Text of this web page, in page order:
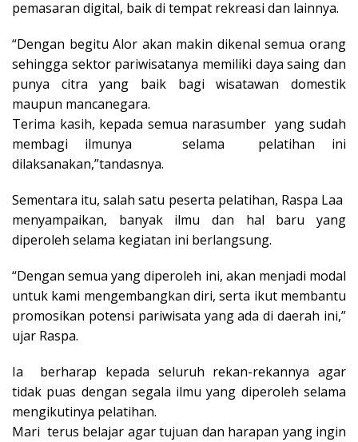
pemasaran digital, baik di tempat rekreasi dan lainnya.
“Dengan begitu Alor akan makin dikenal semua orang
sehingga sektor pariwisatanya memiliki daya saing dan
punya citra yang baik bagi wisatawan domestik
maupun mancanegara.
Terima kasih, kepada semua narasumber yang sudah
membagi ilmunya selama pelatihan ini
dilaksanakan,”tandasnya.
Sementara itu, salah satu peserta pelatihan, Raspa Laa
menyampaikan, banyak ilmu dan hal baru yang
diperoleh selama kegiatan ini berlangsung.
“Dengan semua yang diperoleh ini, akan menjadi modal
untuk kami mengembangkan diri, serta ikut membantu
promosikan potensi pariwisata yang ada di daerah ini,”
ujar Raspa.
Ia berharap kepada seluruh rekan-rekannya agar
tidak puas dengan segala ilmu yang diperoleh selama
mengikutinya pelatihan.
Mari terus belajar agar tujuan dan harapan yang ingin